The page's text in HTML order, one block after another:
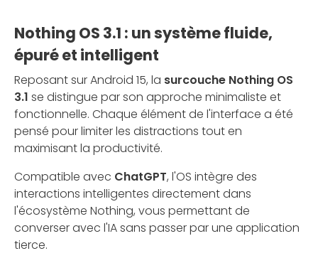
Nothing OS 3.1 : un système fluide,
épuré et intelligent
Reposant sur Android 15, la surcouche Nothing OS
3.1 se distingue par son approche minimaliste et
fonctionnelle. Chaque élément de l'interface a été
pensé pour limiter les distractions tout en
maximisant la productivité.
Compatible avec ChatGPT, l'OS intègre des
interactions intelligentes directement dans
l'écosystème Nothing, vous permettant de
converser avec l'IA sans passer par une application
tierce.